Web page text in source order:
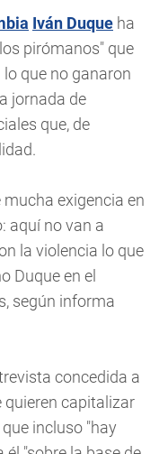
Iván Duque ha
pirómanos" que
que no ganaron
jornada de
que, de
exigencia en
aquí no van a
la violencia lo que
Duque en el
según informa
concedida a
quieren capitalizar
incluso "hay